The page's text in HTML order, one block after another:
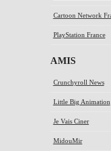
Cartoon Network
PlayStation France
AMIS
Crunchyroll News
Little Big Animation
Je Vais Ciner
MidouMir